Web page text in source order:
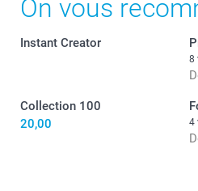
Boîte de présentation
Disponibilité et prix des options
On vous
Instant Creator
8
Collection 100
20,00
4